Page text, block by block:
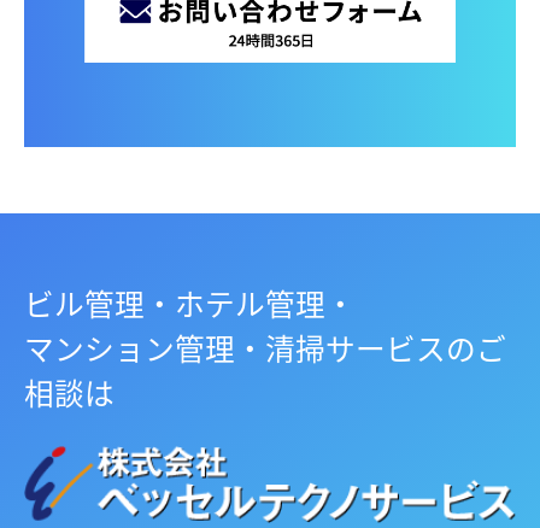
ビル管理・ホテル管理・
マンション管理・清掃サービスのご
相談は